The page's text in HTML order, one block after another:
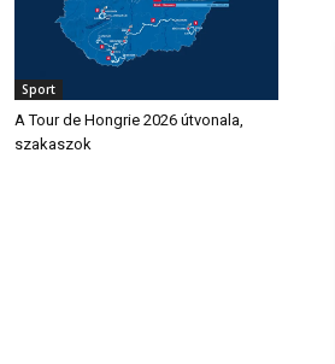
Sport
A Tour de Hongrie 2026 útvonala,
szakaszok